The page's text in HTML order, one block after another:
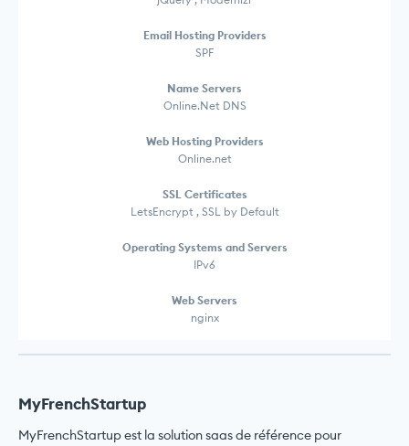
Email Hosting Providers
SPF
Name Servers
Online.Net DNS
Web Hosting Providers
Online.net
SSL Certificates
LetsEncrypt , SSL by Default
Operating Systems and Servers
IPv6
Web Servers
nginx
MyFrenchStartup
MyFrenchStartup est la solution saas de référence pour